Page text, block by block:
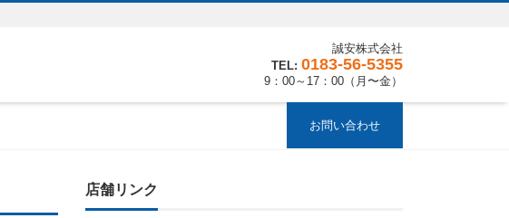
誠安株式会社
0183-56-5355
9：00～17：00（月〜金）
お問い合わせ
店舗リンク